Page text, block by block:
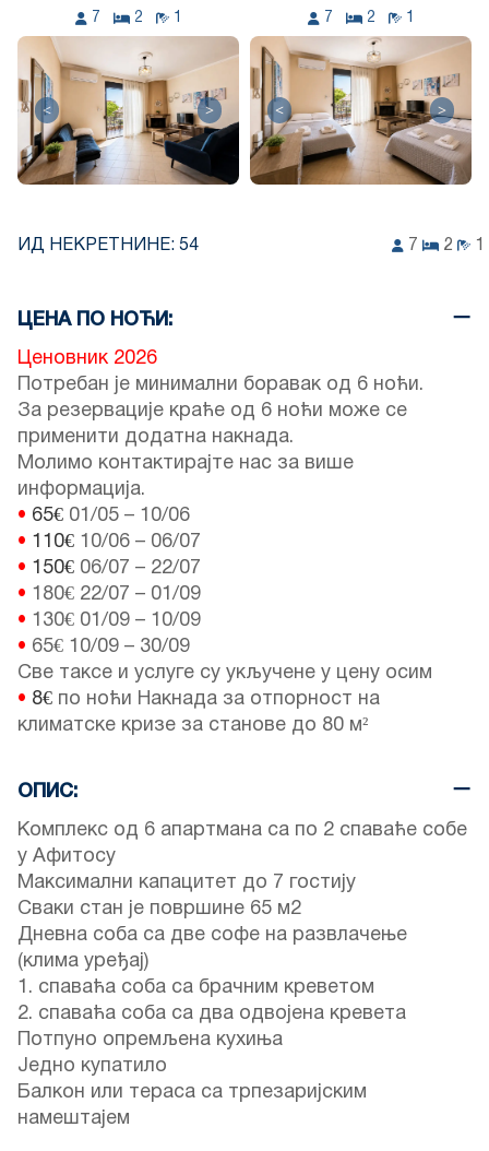
7 2 1
< >
7 2 1
< >
ИД НЕКРЕТНИНЕ: 54 7 2 1
ЦЕНА ПО НОЋИ:
Ценовник 2026
Потребан је минимални боравак од 6 ноћи.
За резервације краће од 6 ноћи може се
применити додатна накнада.
Молимо контактирајте нас за више
информација.
• 65€ 01/05 – 10/06
• 110€ 10/06 – 06/07
• 150€ 06/07 – 22/07
• 180€ 22/07 – 01/09
• 130€ 01/09 – 10/09
• 65€ 10/09 – 30/09
Све таксе и услуге су укључене у цену осим
• 8€ по ноћи Накнада за отпорност на
климатске кризе за станове до 80 м²
ОПИС:
Комплекс од 6 апартмана са по 2 спаваће собе
у Афитосу
Максимални капацитет до 7 гостију
Сваки стан је површине 65 м2
Дневна соба са две софе на развлачење
(клима уређај)
1. спаваћа соба са брачним креветом
2. спаваћа соба са два одвојена кревета
Потпуно опремљена кухиња
Једно купатило
Балкон или тераса са трпезаријским
намештајем